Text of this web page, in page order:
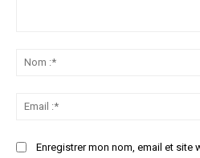
Enregistrer mon nom, email et site